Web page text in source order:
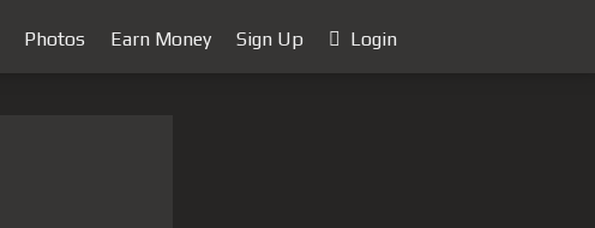
Photos Earn Money Sign Up Login